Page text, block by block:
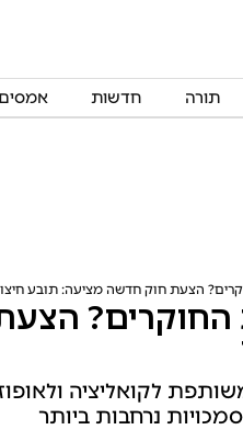
תורה חדשות
הצעת חוק חדשה מציעה: תובע
החוקרים?
לקואליציה
נרחבות ביותר